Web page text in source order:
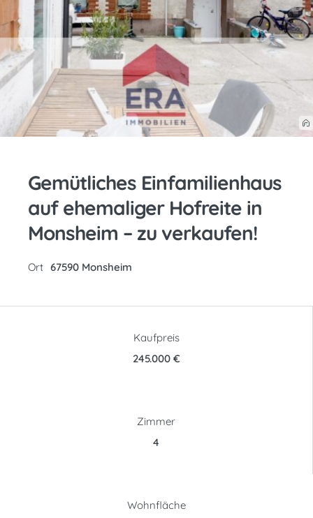
Gemütliches Einfamilienhaus
auf ehemaliger Hofreite in
Monsheim – zu verkaufen!
Ort 67590 Monsheim
Kaufpreis
245.000 €
Zimmer
4
Wohnfläche